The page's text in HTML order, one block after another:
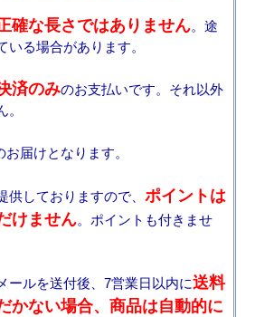
確な長さではありません。途
いる場合があります。
済のみのお支払いです。それ以外
お届けとなります。
供しておりますので、 ポイントは
けません。ポイントも付きませ
ールを送付後、7営業日以内に送料
かない場合、商品は自動的に